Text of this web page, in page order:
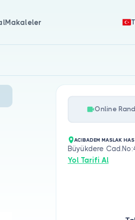
Makaleler
Online
ACIBADEM MASLAK
Büyükdere
Yol Tarifi Al